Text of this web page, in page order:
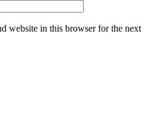
website in this browser for the next